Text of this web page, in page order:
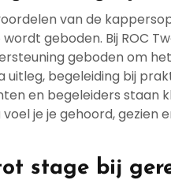
van de
geboden. Bij ROC
geboden om
begeleiding bij
en begeleiders staan
je je gehoord, gezien
stage bij